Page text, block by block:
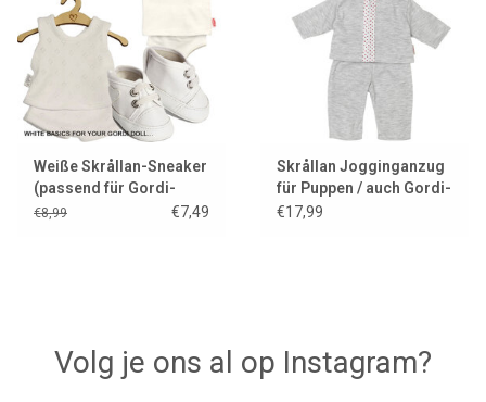
Weiße Skrållan-Sneaker
(passend für Gordi-
Puppen und Miniland-
€8,99 €7,49
Skrållan Jogginganzug
für Puppen / auch Gordi-
Puppen
€17,99
Volg je ons al op Instagram?